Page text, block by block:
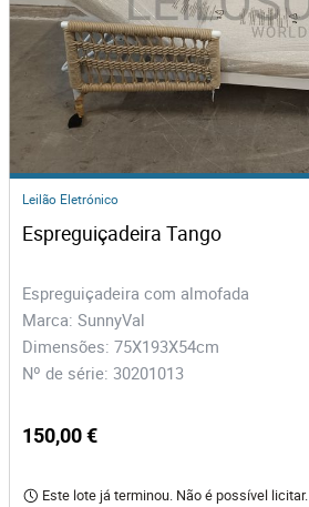
Leilão Eletrónico
Espreguiçadeira Tango
Espreguiçadeira com almofada
Marca: SunnyVal
Dimensões: 75X193X54cm
Nº de série: 30201013
150,00 €
Este lote já terminou. Não é possível licitar.